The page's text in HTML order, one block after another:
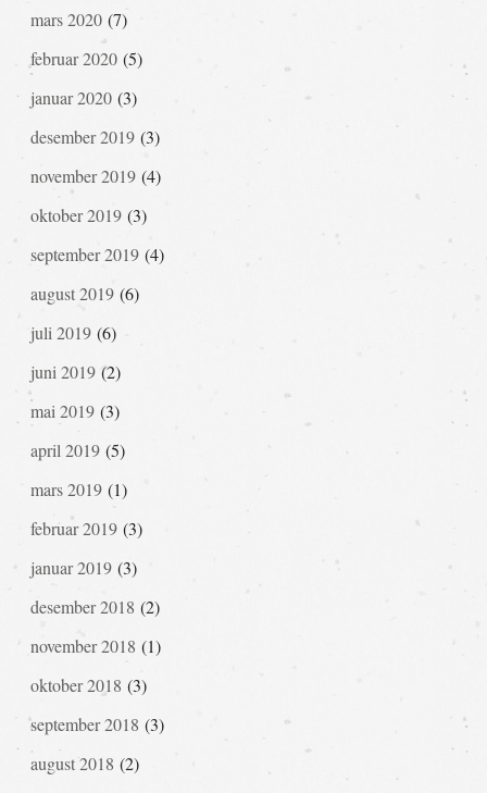
mars 2020(7)
februar 2020(5)
januar 2020(3)
desember 2019(3)
november 2019(4)
oktober 2019(3)
september 2019(4)
august 2019(6)
juli 2019(6)
juni 2019(2)
mai 2019(3)
april 2019(5)
mars 2019(1)
februar 2019(3)
januar 2019(3)
desember 2018 (2)
november 2018 (1)
oktober 2018 (3)
september 2018 (3)
august 2018 (2)